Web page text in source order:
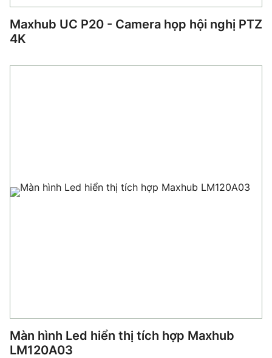
Maxhub UC P20 - Camera họp hội nghị PTZ
4K
Màn hình Led hiển thị tích hợp Maxhub
LM120A03